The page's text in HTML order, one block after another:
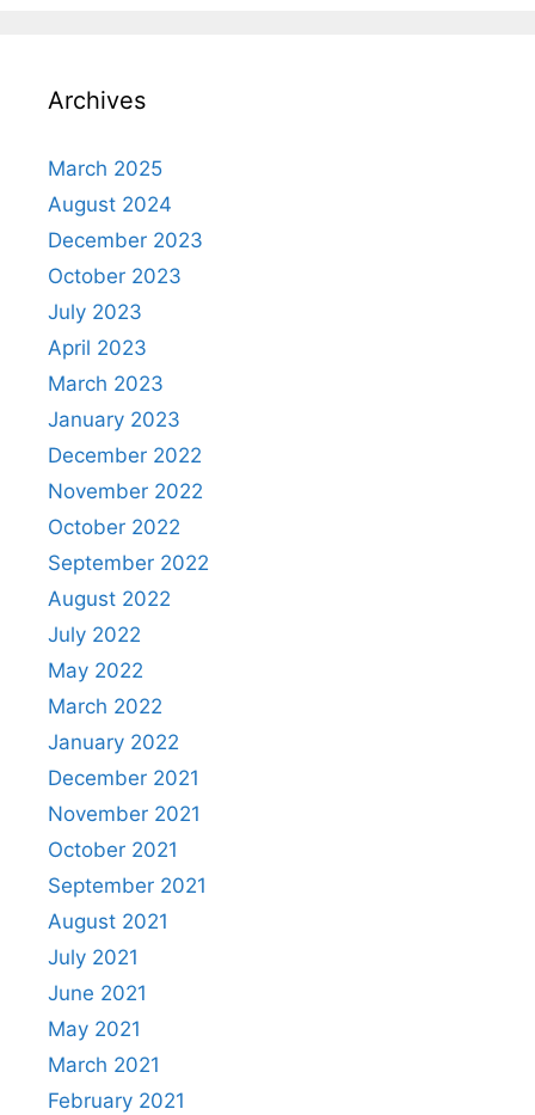
Archives
March 2025
August 2024
December 2023
October 2023
July 2023
April 2023
March 2023
January 2023
December 2022
November 2022
October 2022
September 2022
August 2022
July 2022
May 2022
March 2022
January 2022
December 2021
November 2021
October 2021
September 2021
August 2021
July 2021
June 2021
May 2021
March 2021
February 2021